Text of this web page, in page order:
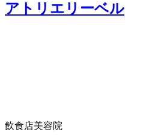
アトリエリーベル
飲食店美容院